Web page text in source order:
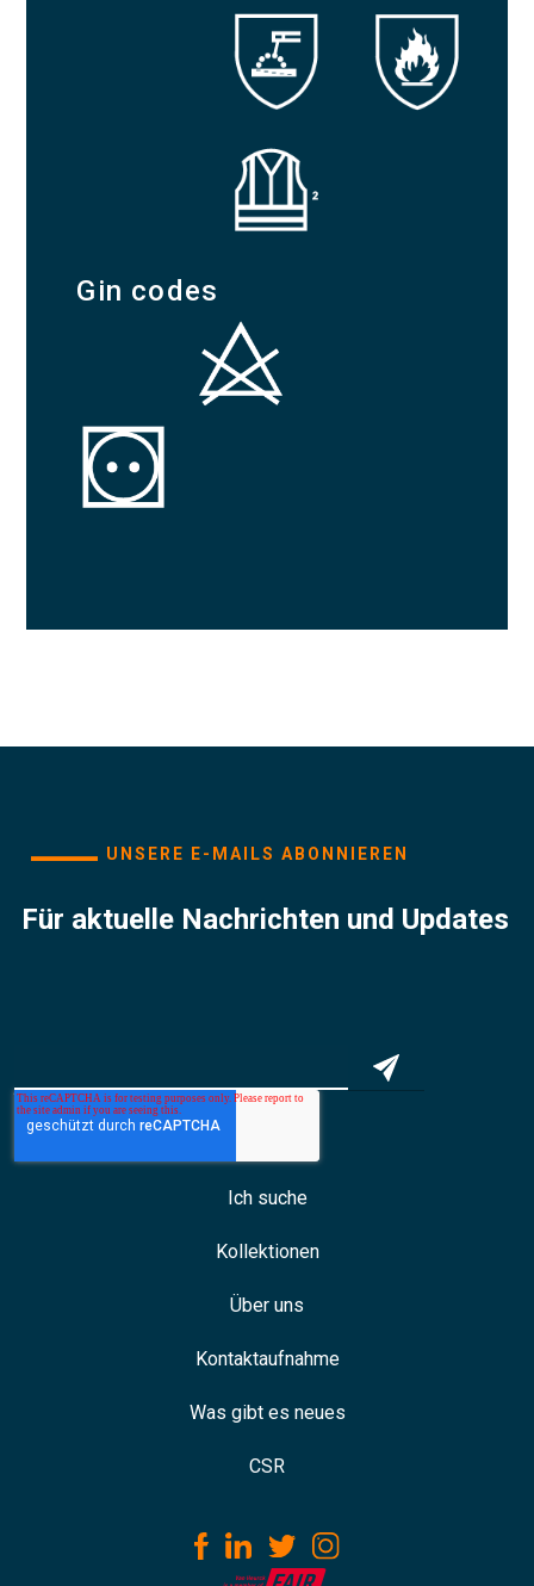
Gin codes
UNSERE E-MAILS ABONNIEREN
Für aktuelle Nachrichten und Updates
Ich suche
Kollektionen
Über uns
Kontaktaufnahme
Was gibt es neues
CSR